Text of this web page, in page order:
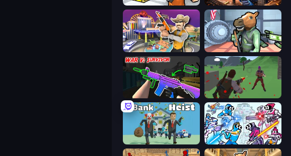
Grand Escape: Prison Special Ops: GO
Casino Robbery Bank Robbery
War V: Survivor Battle Royale Survival
Bank Heist Space Wars Battleground